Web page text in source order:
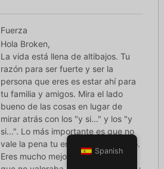
Fuerza
Hola Broken,
La vida está llena de altibajos. Tu
razón para ser fuerte y ser la
persona que eres es estar ahí para
tu familia y amigos. Mira el lado
bueno de las cosas en lugar de
mirar atrás con los "y si..." y los "y
si...". Lo más importante es que no
vale la pena tu energía ni tu tiempo.
Eres mucho mejor que tu marido,
Spanish